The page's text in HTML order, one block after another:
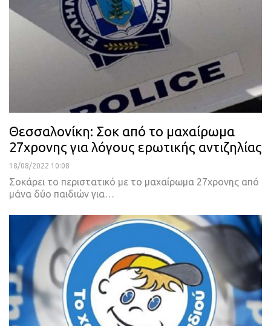
Θεσσαλονίκη: Σοκ από το μαχαίρωμα
27χρονης για λόγους ερωτικής αντιζηλίας
18/08/2022 10:08
Σοκάρει το περιστατικό με το μαχαίρωμα 27χρονης από
μάνα δύο παιδιών για